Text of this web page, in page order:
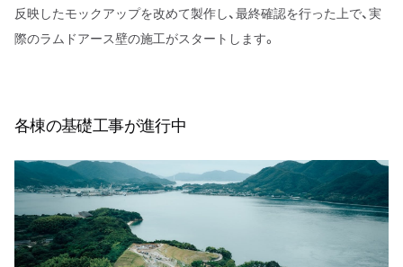
反映したモックアップを改めて製作し、最終確認を行った上で、実
際のラムドアース壁の施工がスタートします。
各棟の基礎工事が進行中